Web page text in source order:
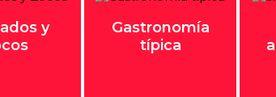
y
Gastronomía
típica